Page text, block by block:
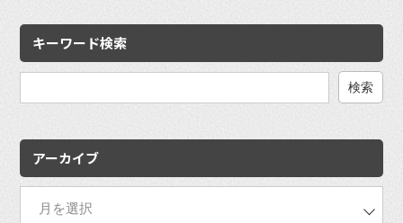
キーワード検索
アーカイブ